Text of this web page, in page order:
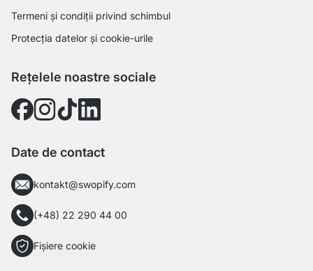
Termeni și condiții privind schimbul
Protecția datelor și cookie-urile
Rețelele noastre sociale
Date de contact
kontakt@swopify.com
(+48) 22 290 44 00
Fișiere cookie